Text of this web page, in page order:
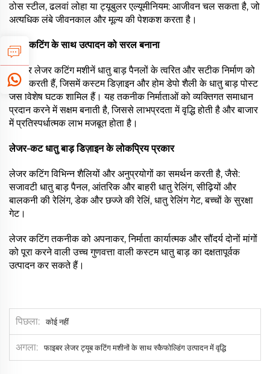
ठोस स्टील, ढलवां लोहा या ट्यूबुलर एल्यूमीनियम: आजीवन चल सकता है, जो
अत्यधिक लंबे जीवनकाल और मूल्य की पेशकश करता है।
लेजर कटिंग के साथ उत्पादन को सरल बनाना
फाइबर लेजर कटिंग मशीनें धातु बाड़ पैनलों के त्वरित और सटीक निर्माण को
सक्षम करती हैं, जिसमें कस्टम डिज़ाइन और होम डेपो शैली के धातु बाड़ पोस्ट
जैसे विशेष घटक शामिल हैं। यह तकनीक निर्माताओं को व्यक्तिगत समाधान
प्रदान करने में सक्षम बनाती है, जिससे लाभप्रदता में वृद्धि होती है और बाजार
में प्रतिस्पर्धात्मक लाभ मजबूत होता है।
लेजर-कट धातु बाड़ डिज़ाइन के लोकप्रिय प्रकार
लेजर कटिंग विभिन्न शैलियों और अनुप्रयोगों का समर्थन करती है, जैसे:
सजावटी धातु बाड़ पैनल, आंतरिक और बाहरी धातु रेलिंग, सीढ़ियों और
बालकनी की रेलिंग, डेक और छज्जे की रेलिं, धातु रेलिंग गेट, बच्चों के सुरक्षा
गेट।
लेजर कटिंग तकनीक को अपनाकर, निर्माता कार्यात्मक और सौंदर्य दोनों मांगों
को पूरा करने वाली उच्च गुणवत्ता वाली कस्टम धातु बाड़ का दक्षतापूर्वक
उत्पादन कर सकते हैं।
पिछला कोई नहीं
अगला फाइबर लेजर ट्यूब कटिंग मशीनों के साथ स्कैफोल्डिंग उत्पादन में वृद्धि